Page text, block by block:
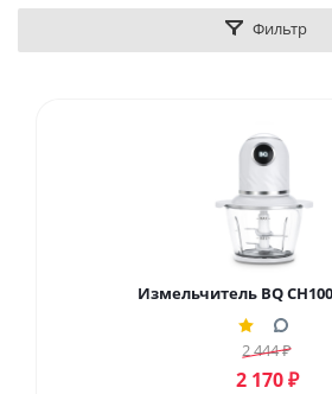
Фильтр
Измельчитель BQ
2 444₽
2 170₽